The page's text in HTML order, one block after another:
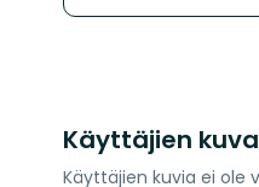
Käyttäjien
Käyttäjien kuvia ei ole